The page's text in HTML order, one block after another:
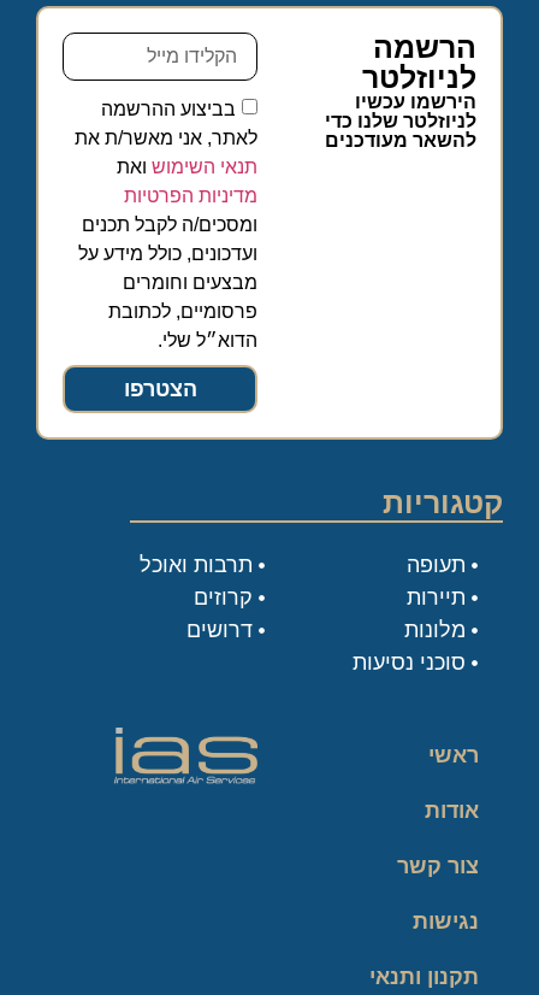
הרשמה
לניוזלטר
הירשמו עכשיו
לניוזלטר שלנו כדי
להשאר מעודכנים
בביצוע ההרשמה
לאתר, אני מאשר/ת את
תנאי השימושואת
מדיניות הפרטיות
ומסכים/ה לקבל תכנים
ועדכונים, כולל מידע על
מבצעים וחומרים
פרסומיים, לכתובת
הדוא״ל שלי.
הצטרפו
קטגוריות
תעופה
תיירות
מלונות
סוכני נסיעות
תרבות ואוכל
קרוזים
דרושים
ראשי
אודות
צור קשר
נגישות
תקנון ותנאי